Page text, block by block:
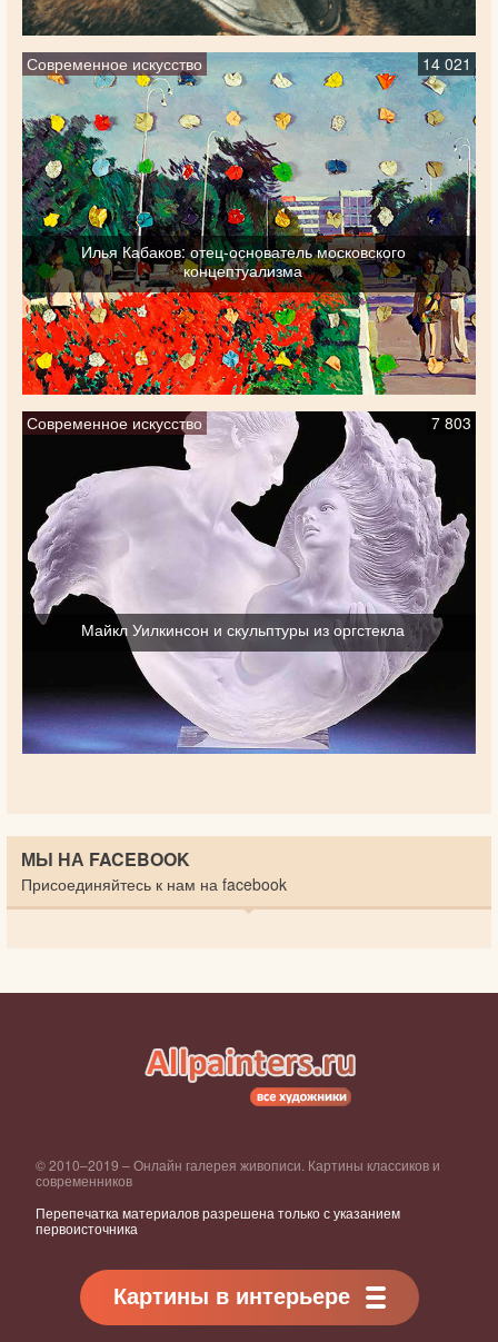
Современное искусство 14 021
Илья Кабаков: отец-основатель московского
концептуализма
Современное искусство 7 803
Майкл Уилкинсон и скульптуры из оргстекла
МЫ НА FACEBOOK
Присоединяйтесь к нам на facebook
© 2010–2019 – Онлайн галерея живописи. Картины классиков и
современников
Перепечатка материалов разрешена только с указанием
первоисточника
Картины в интерьере